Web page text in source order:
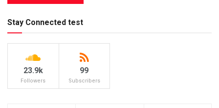
Stay Connected test
23.9k
Followers
99
Subscribers